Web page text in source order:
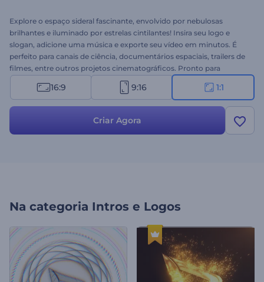
Explore o espaço sideral fascinante, envolvido por nebulosas
brilhantes e iluminado por estrelas cintilantes! Insira seu logo e
slogan, adicione uma música e exporte seu vídeo em minutos. É
perfeito para canais de ciência, documentários espaciais, trailers de
filmes, entre outros projetos cinematográficos. Pronto para
16:9 9:16 1:1
Criar Agora
Na categoria Intros e Logos